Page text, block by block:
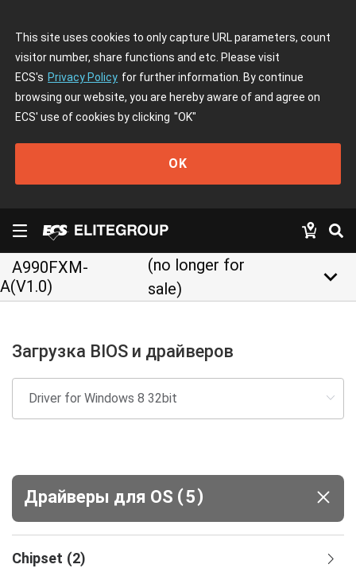
This site uses cookies to only capture URL parameters, count
visitor number, share functions and etc. Please visit
ECS's Privacy Policy for further information. By continue
browsing our website, you are hereby aware of and agree on
ECS' use of cookies by clicking "OK"
OK
A990FXM-
A(V1.0)
(no longer for
sale)
keyboard_arrow_down
Загрузка BIOS и драйверов
Драйверы для ОS (5)
Chipset (2)